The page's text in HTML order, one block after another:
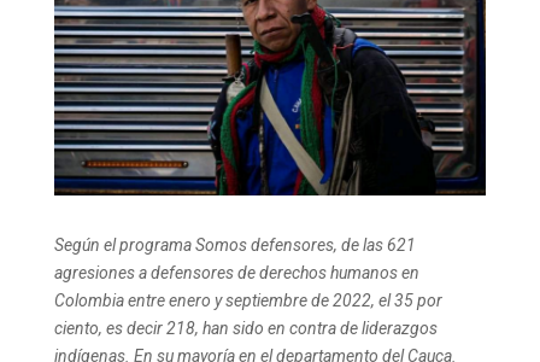
Según el programa Somos defensores, de las 621
agresiones a defensores de derechos humanos en
Colombia entre enero y septiembre de 2022, el 35 por
ciento, es decir 218, han sido en contra de liderazgos
indígenas. En su mayoría en el departamento del Cauca.